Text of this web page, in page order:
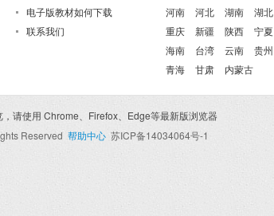
电子版教材如何下载
联系我们
河南
河北 湖南 湖北
重庆
新疆 陕西 宁夏
海南
台湾 云南 贵州
青海
甘肃 内蒙古
，请使用 Chrome、Firefox、Edge等最新版浏览器
Reserved 帮助中心苏ICP备14034064号-1